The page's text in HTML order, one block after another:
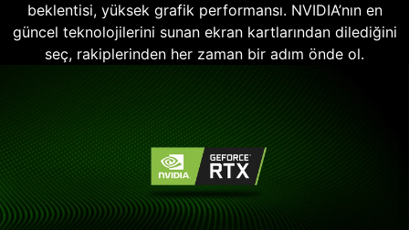
beklentisi, yüksek grafik performansı. NVIDIA’nın en
güncel teknolojilerini sunan ekran kartlarından dilediğini
seç, rakiplerinden her zaman bir adım önde ol.